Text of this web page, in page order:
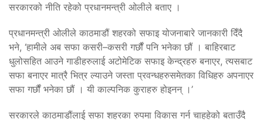
सरकारको नीति रहेको प्रधानमन्त्री ओलीले बताए ।
प्रधानमन्त्री ओलीले काठमाडौं शहरको सफाइ योजनाबारे जानकारी दिँदै
भने, ‘हामीले अब सफा कसरी–कसरी गर्छौं पनि भनेका छौं । बाहिरबाट
धुलोसहित आउने गाडीहरुलाई अटोमेटिक सफाइ केन्द्रहरु बनाएर, त्यसबाट
सफा बनाएर मात्रै भित्र ल्याउने जस्ता प्रवन्धहरुसमेतका विधिहरु अपनाएर
सफा गर्छौं भनेका छौं । यी काल्पनिक कुराहरु होइनन् ।’
सरकारले काठमाडौंलाई सफा शहरका रुपमा विकास गर्न चाहहेको बताउँदै